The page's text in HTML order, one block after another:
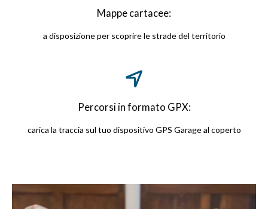
Mappe cartacee:
a disposizione per scoprire le strade del territorio
Percorsi in formato GPX:
carica la traccia sul tuo dispositivo GPS Garage al coperto